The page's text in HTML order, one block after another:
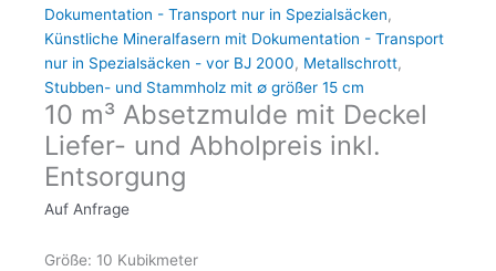
Dokumentation - Transport nur in Spezialsäcken,
Künstliche Mineralfasern mit Dokumentation - Transport
nur in Spezialsäcken - vor BJ 2000, Metallschrott,
Stubben- und Stammholz mit ∅ größer 15 cm
10 m³ Absetzmulde mit Deckel
Liefer- und Abholpreis inkl.
Entsorgung
Auf Anfrage
Größe: 10 Kubikmeter